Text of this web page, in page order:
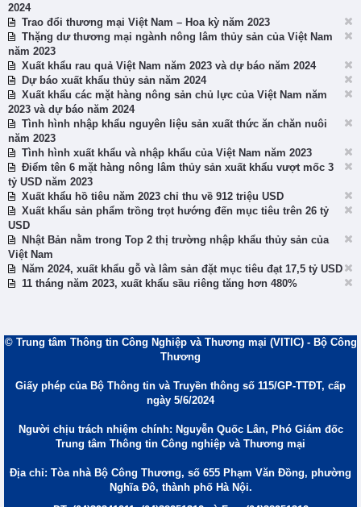
2024
Trao đổi thương mại Việt Nam – Hoa kỳ năm 2023
Thặng dư thương mại ngành nông lâm thủy sản của Việt Nam
năm 2023
Xuất khẩu rau quả Việt Nam năm 2023 và dự báo năm 2024
Dự báo xuất khẩu thủy sản năm 2024
Xuất khẩu các mặt hàng nông sản chủ lực của Việt Nam năm
2023 và dự báo năm 2024
Tình hình nhập khẩu nguyên liệu sản xuất thức ăn chăn nuôi
năm 2023
Tình hình xuất khẩu và nhập khẩu của Việt Nam năm 2023
Điểm tên 6 mặt hàng nông lâm thủy sản xuất khẩu vượt mốc 3
tỷ USD năm 2023
Xuất khẩu hồ tiêu năm 2023 chỉ thu về 912 triệu USD
Xuất khẩu sản phẩm trồng trọt hướng đến mục tiêu trên 26 tỷ
USD
Nhật Bản nằm trong Top 2 thị trường nhập khẩu thủy sản của
Việt Nam
Năm 2024, xuất khẩu gỗ và lâm sản đặt mục tiêu đạt 17,5 tỷ USD
11 tháng năm 2023, xuất khẩu sầu riêng tăng hơn 480%
© Trung tâm Thông tin Công Nghiệp và Thương mại (VITIC) - Bộ Công
Thương
Giấy phép của Bộ Thông tin và Truyền thông số 115/GP-TTĐT, cấp
ngày 5/6/2024
Người chịu trách nhiệm chính: Nguyễn Quốc Lân, Phó Giám đốc
Trung tâm Thông tin Công nghiệp và Thương mại
Địa chỉ: Tòa nhà Bộ Công Thương, số 655 Phạm Văn Đồng, phường
Nghĩa Đô, thành phố Hà Nội.